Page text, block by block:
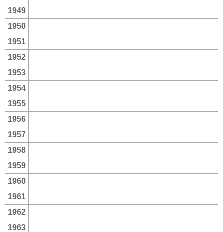
1949
1950
1951
1952
1953
1954
1955
1956
1957
1958
1959
1960
1961
1962
1963